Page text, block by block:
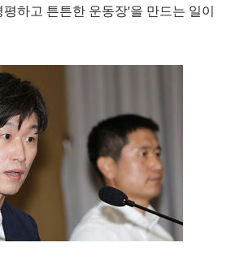
하고 튼튼한 운동장'을 만드는 일이